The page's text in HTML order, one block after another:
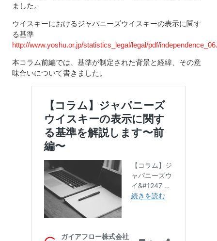
ました。
ウイスキーにおけるジャパニーズウイスキーの表示に関す
る基準
http://www.yoshu.or.jp/statistics_legal/legal/pdf/
本コラム前編では、基準が制定された背景と経緯、その意
味合いについて書きました。